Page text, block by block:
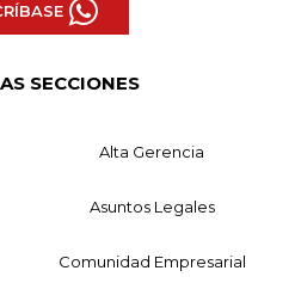
SECCIONES
Alta Gerencia
Asuntos Legales
Comunidad Empresarial